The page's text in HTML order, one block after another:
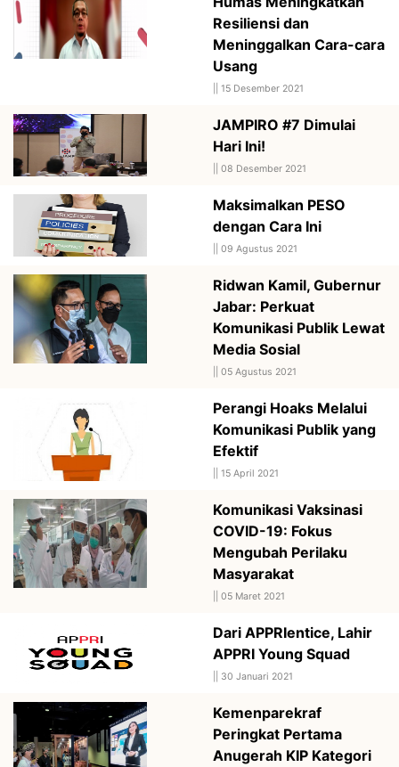
Resiliensi dan
Meninggalkan Cara-cara
Usang
15 Desember 2021
JAMPIRO #7 Dimulai
Hari Ini!
08 Desember 2021
Maksimalkan PESO
dengan Cara Ini
09 Agustus 2021
Ridwan Kamil, Gubernur
Jabar: Perkuat
Komunikasi Publik Lewat
Media Sosial
05 Agustus 2021
Perangi Hoaks Melalui
Komunikasi Publik yang
Efektif
15 April 2021
Komunikasi Vaksinasi
COVID-19: Fokus
Mengubah Perilaku
Masyarakat
05 Maret 2021
Dari APPRIentice, Lahir
APPRI Young Squad
30 Januari 2021
Kemenparekraf
Peringkat Pertama
Anugerah KIP Kategori